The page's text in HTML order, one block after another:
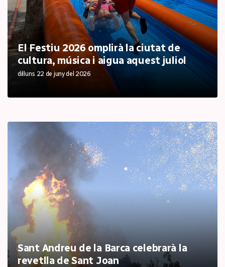
El Festiu 2026 omplirà la ciutat de
cultura, música i aigua aquest juliol
dilluns 22 de juny del 2026
Sant Andreu de la Barca celebrarà la
revetlla de Sant Joan